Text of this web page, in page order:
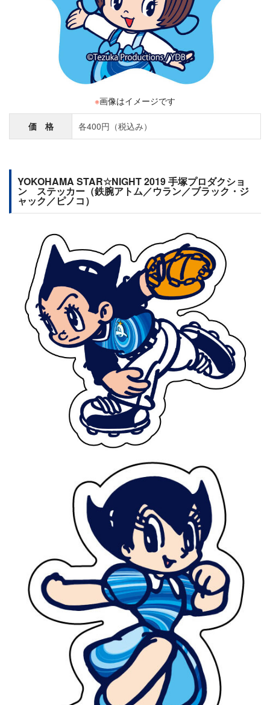
※画像はイメージです
価 格 各400円（税込み）
YOKOHAMA STAR☆NIGHT 2019 手塚プロダクショ
ン ステッカー（鉄腕アトム／ウラン／ブラック・ジ
ャック／ピノコ）